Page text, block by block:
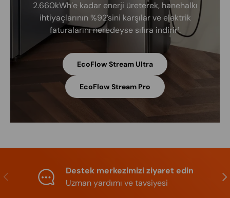
2.660kWh’e kadar enerji üreterek, hanehalkı
ihtiyaçlarının %92’sini karşılar ve elektrik
faturalarını neredeyse sıfıra indirir¹.
EcoFlow Stream Ultra
EcoFlow Stream Pro
Previous
Destek merkezimizi ziyaret edin
Uzman yardımı ve tavsiyesi